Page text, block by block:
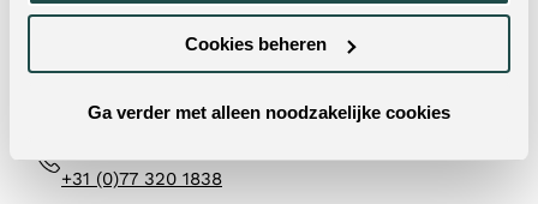
Cookies beheren
Ga verder met alleen noodzakelijke cookies
Neem dan contact met ons op! Doorgaans reageren wij
op werkdagen binnen 24 uur op al je vragen.
Contactformulier
+31 (0)77 320 1838